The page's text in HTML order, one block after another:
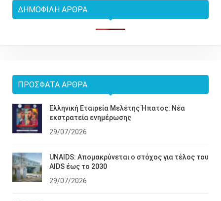
ΔΗΜΟΦΙΛΉ ΆΡΘΡΑ
ΠΡΌΣΦΑΤΑ ΆΡΘΡΑ
Ελληνική Εταιρεία Μελέτης Ήπατος: Νέα
εκστρατεία ενημέρωσης
29/07/2026
UNAIDS: Απομακρύνεται ο στόχος για τέλος του
AIDS έως το 2030
29/07/2026